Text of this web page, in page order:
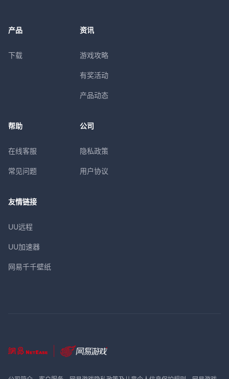
产品
下载
资讯
游戏攻略
有奖活动
产品动态
帮助
在线客服
常见问题
公司
隐私政策
用户协议
友情链接
UU远程
UU加速器
网易千千壁纸